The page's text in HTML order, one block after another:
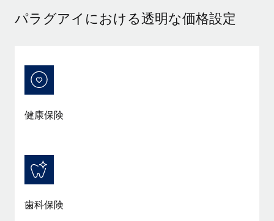
給与詐欺：種類、事例、ビジネスを守る方法
を保護することは極めて重要です。...
詳細を見る
パラグアイにおける透明な価格設定
健康保険
歯科保険